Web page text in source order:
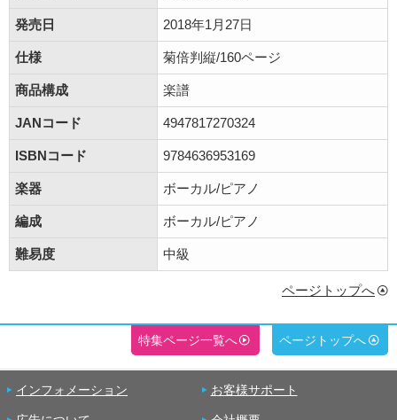
発売日 2018年1月27日
仕様 菊倍判縦/160ページ
商品構成 楽譜
JANコード 4947817270324
ISBNコード 9784636953169
楽器 ボーカル/ピアノ
編成 ボーカル/ピアノ
難易度 中級
ページトップへ
特集ページ一覧へ ページトップへ
インフォメーション お客様サポート